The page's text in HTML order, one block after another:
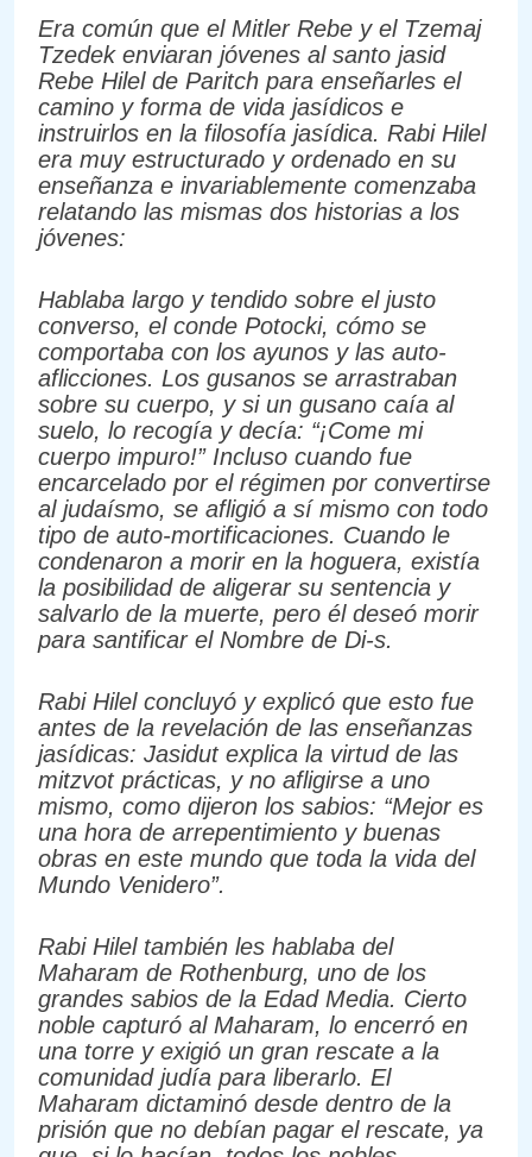
Era común que el Mitler Rebe y el Tzemaj
Tzedek enviaran jóvenes al santo jasid
Rebe Hilel de Paritch para enseñarles el
camino y forma de vida jasídicos e
instruirlos en la filosofía jasídica. Rabi Hilel
era muy estructurado y ordenado en su
enseñanza e invariablemente comenzaba
relatando las mismas dos historias a los
jóvenes:
Hablaba largo y tendido sobre el justo
converso, el conde Potocki, cómo se
comportaba con los ayunos y las auto-
aflicciones. Los gusanos se arrastraban
sobre su cuerpo, y si un gusano caía al
suelo, lo recogía y decía: “¡Come mi
cuerpo impuro!” Incluso cuando fue
encarcelado por el régimen por convertirse
al judaísmo, se afligió a sí mismo con todo
tipo de auto-mortificaciones. Cuando le
condenaron a morir en la hoguera, existía
la posibilidad de aligerar su sentencia y
salvarlo de la muerte, pero él deseó morir
para santificar el Nombre de Di-s.
Rabi Hilel concluyó y explicó que esto fue
antes de la revelación de las enseñanzas
jasídicas: Jasidut explica la virtud de las
mitzvot prácticas, y no afligirse a uno
mismo, como dijeron los sabios: “Mejor es
una hora de arrepentimiento y buenas
obras en este mundo que toda la vida del
Mundo Venidero”.
Rabi Hilel también les hablaba del
Maharam de Rothenburg, uno de los
grandes sabios de la Edad Media. Cierto
noble capturó al Maharam, lo encerró en
una torre y exigió un gran rescate a la
comunidad judía para liberarlo. El
Maharam dictaminó desde dentro de la
prisión que no debían pagar el rescate, ya